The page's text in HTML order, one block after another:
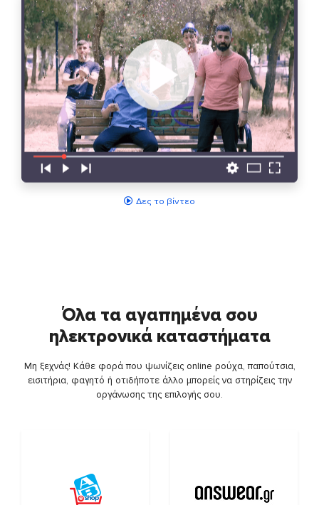
Δες το βίντεο
Όλα τα αγαπημένα σου
ηλεκτρονικά καταστήματα
Μη ξεχνάς! Κάθε φορά που ψωνίζεις online ρούχα, παπούτσια,
εισιτήρια, φαγητό ή οτιδήποτε άλλο μπορείς να στηρίζεις την
οργάνωσης της επιλογής σου.